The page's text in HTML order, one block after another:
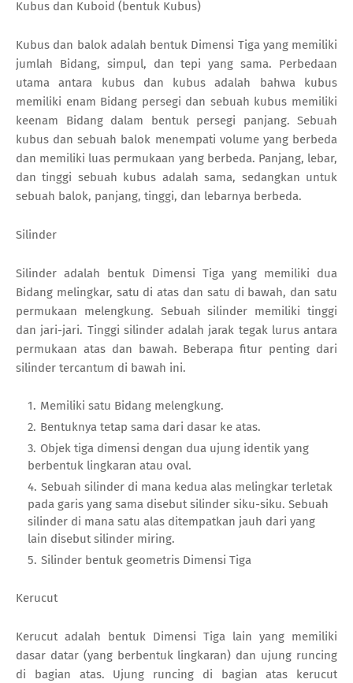
Kubus dan Kuboid (bentuk Kubus)
Kubus dan balok adalah bentuk Dimensi Tiga yang memiliki
jumlah Bidang, simpul, dan tepi yang sama. Perbedaan
utama antara kubus dan kubus adalah bahwa kubus
memiliki enam Bidang persegi dan sebuah kubus memiliki
keenam Bidang dalam bentuk persegi panjang. Sebuah
kubus dan sebuah balok menempati volume yang berbeda
dan memiliki luas permukaan yang berbeda. Panjang, lebar,
dan tinggi sebuah kubus adalah sama, sedangkan untuk
sebuah balok, panjang, tinggi, dan lebarnya berbeda.
Silinder
Silinder adalah bentuk Dimensi Tiga yang memiliki dua
Bidang melingkar, satu di atas dan satu di bawah, dan satu
permukaan melengkung. Sebuah silinder memiliki tinggi
dan jari-jari. Tinggi silinder adalah jarak tegak lurus antara
permukaan atas dan bawah. Beberapa fitur penting dari
silinder tercantum di bawah ini.
Memiliki satu Bidang melengkung.
Bentuknya tetap sama dari dasar ke atas.
Objek tiga dimensi dengan dua ujung identik yang
berbentuk lingkaran atau oval.
Sebuah silinder di mana kedua alas melingkar terletak
pada garis yang sama disebut silinder siku-siku. Sebuah
silinder di mana satu alas ditempatkan jauh dari yang
lain disebut silinder miring.
Silinder bentuk geometris Dimensi Tiga
Kerucut
Kerucut adalah bentuk Dimensi Tiga lain yang memiliki
dasar datar (yang berbentuk lingkaran) dan ujung runcing
di bagian atas. Ujung runcing di bagian atas kerucut